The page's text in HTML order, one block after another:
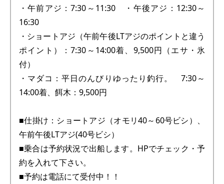
・午前アジ：7:30～11:30 ・午後アジ：12:30～
16:30
・ショートアジ（午前午後LTアジのポイントと違う
ポイント）：7:30～14:00着、9,500円（エサ・氷
付）
・マダコ：平日のんびりゆったり釣行。 7:30～
14:00着、餌木：9,500円
■仕掛け：ショートアジ（オモリ40～60号ビシ）、
午前午後LTアジ(40号ビシ）
■乗合は予約状況で出船します。HPでチェック・予
約を入れて下さい。
■予約は電話にて受付中！！